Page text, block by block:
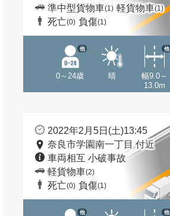
準中型貨物車(1) 軽貨物車(1)
死亡(0) 負傷(1)
0～24歳
他
晴
幅9.0～
13.0m
他
2022年2月5日(土)13:45
奈良市学園南一丁目 付近
車両相互 小破事故
軽貨物車(2)
死亡(0) 負傷(1)
他 他